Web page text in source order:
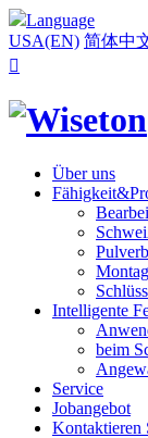
Language
USA(EN) 简体中

Über uns
Intelligente
beim
Service
Jobangebot
Kontaktieren